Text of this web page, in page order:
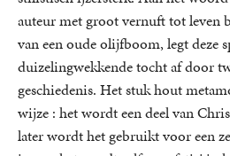
auteur met groot vernuft tot leven
van een oude olijfboom, legt deze
duizelingwekkende tocht af door
geschiedenis. Het stuk hout
wijze : het wordt een deel van
later wordt het gebruikt voor een